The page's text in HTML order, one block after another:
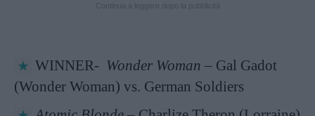
WINNER- Wonder Woman – Gal Gadot
(Wonder Woman) vs. German Soldiers